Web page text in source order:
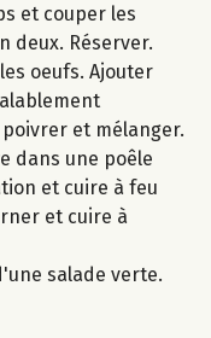
et couper les
deux. Réserver.
oeufs. Ajouter
et mélanger.
dans une poêle
et cuire à feu
et cuire à
salade verte.